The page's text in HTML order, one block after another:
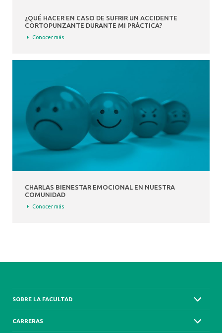
¿QUÉ HACER EN CASO DE SUFRIR UN ACCIDENTE
CORTOPUNZANTE DURANTE MI PRÁCTICA?
Conocer más
CHARLAS BIENESTAR EMOCIONAL EN NUESTRA
COMUNIDAD
Conocer más
SOBRE LA FACULTAD
CARRERAS